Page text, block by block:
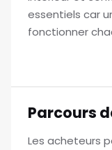
essentiels car
fonctionner
Parcours
Les acheteurs